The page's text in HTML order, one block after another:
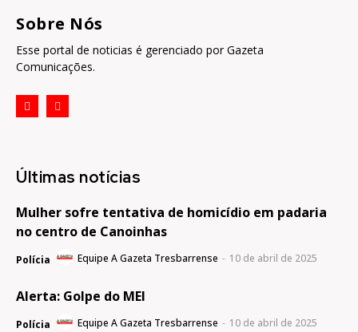
Sobre Nós
Esse portal de noticias é gerenciado por Gazeta
Comunicações.
Últimas notícias
Mulher sofre tentativa de homicídio em padaria
no centro de Canoinhas
Polícia Equipe A Gazeta Tresbarrense - 10 de abril de 2025
Alerta: Golpe do MEI
Polícia Equipe A Gazeta Tresbarrense - 10 de abril de 2025